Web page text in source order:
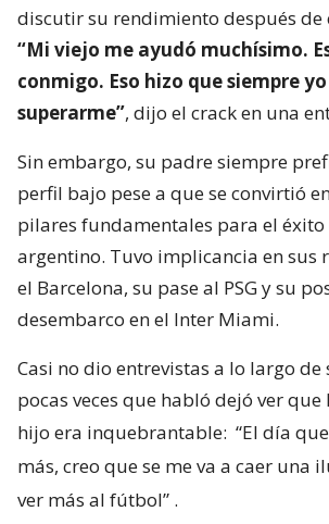
discutir su rendimiento después
“Mi viejo me ayudó muchísimo.
conmigo. Eso hizo que siempre
superarme”, dijo el crack en una
Sin embargo, su padre siempre
perfil bajo pese a que se convirtió
pilares fundamentales para el
argentino. Tuvo implicancia en sus
el Barcelona, su pase al PSG y su
desembarco en el Inter Miami.
Casi no dio entrevistas a lo largo de
pocas veces que habló dejó ver
hijo era inquebrantable: “El día
más, creo que se me va a caer una
ver más al fútbol” .